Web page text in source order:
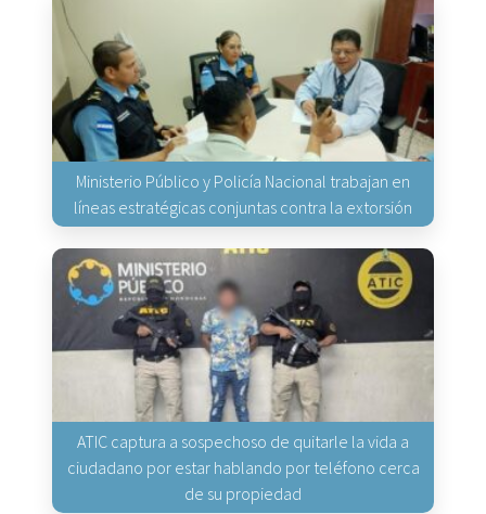
Ministerio Público y Policía Nacional trabajan en
líneas estratégicas conjuntas contra la extorsión
ATIC captura a sospechoso de quitarle la vida a
ciudadano por estar hablando por teléfono cerca
de su propiedad